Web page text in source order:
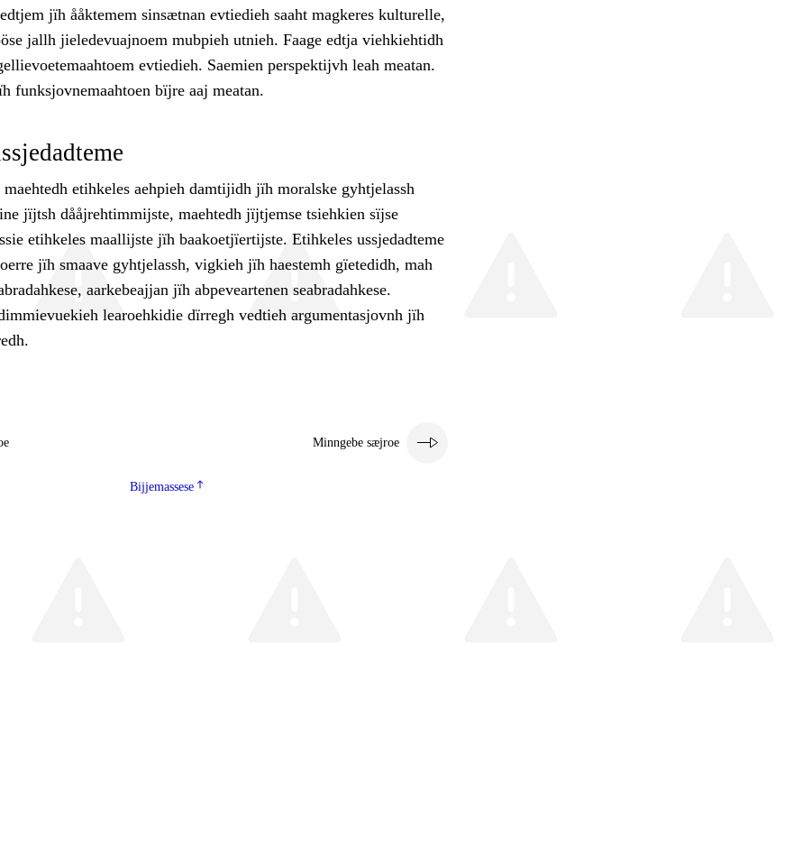
jïh ååktemem sinsætnan evtiedieh saaht magkeres kulturelle,
jallh jieledevuajnoem mubpieh utnieh. Faage edtja viehkiehtidh
evtiedieh. Saemien perspektijvh leah meatan.
funksjovnemaahtoen bïjre aaj meatan.
etihkeles aehpieh damtijidh jïh moralske gyhtjelassh
jïjtsh dååjrehtimmijste, maehtedh jïjtjemse tsiehkien sïjse
etihkeles maallijste jïh baakoetjïertijste. Etihkeles ussjedadteme
jïh smaave gyhtjelassh, vigkieh jïh haestemh gïetedidh, mah
aarkebeajjan jïh abpeveartenen seabradahkese.
learoehkidie dïrregh vedtieh argumentasjovnh jïh
Minngebe sæjroe
Bijjemassese